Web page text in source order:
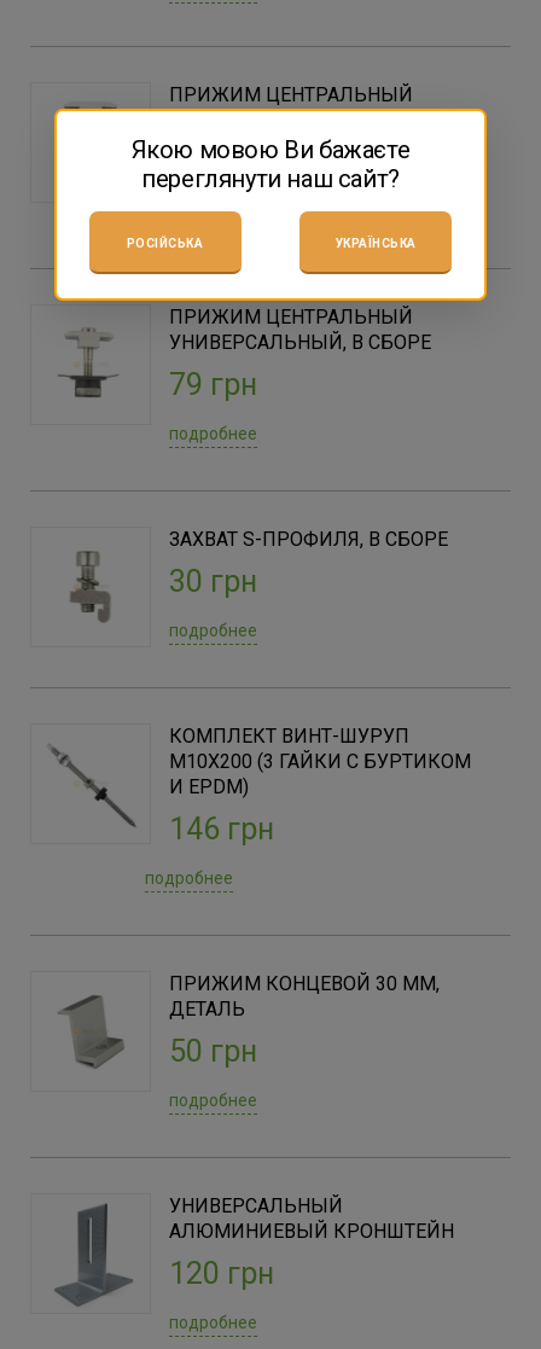
ПРИЖИМ ЦЕНТРАЛЬНЫЙ
79 грн
подробнее
ПРИЖИМ ЦЕНТРАЛЬНЫЙ
УНИВЕРСАЛЬНЫЙ, В СБОРЕ
79 грн
подробнее
ЗАХВАТ S-ПРОФИЛЯ, В СБОРЕ
30 грн
подробнее
КОМПЛЕКТ ВИНТ-ШУРУП
M10Х200 (3 ГАЙКИ С БУРТИКОМ
И EPDM)
146 грн
подробнее
ПРИЖИМ КОНЦЕВОЙ 30 ММ,
ДЕТАЛЬ
50 грн
подробнее
УНИВЕРСАЛЬНЫЙ
АЛЮМИНИЕВЫЙ КРОНШТЕЙН
120 грн
подробнее
Якою мовою Ви бажаєте
переглянути наш сайт?
РОСІЙСЬКА УКРАЇНСЬКА